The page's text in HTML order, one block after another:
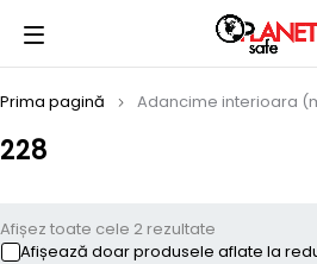
228
Prima pagină Adancime interioara
Afișez toate cele 2 rezultate
Afișează doar produsele aflate la